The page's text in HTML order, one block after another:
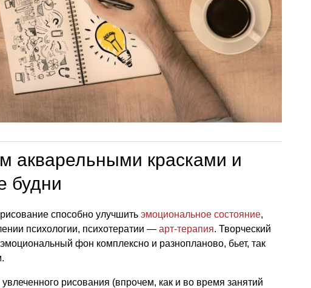
акварельными красками и
будни
способно улучшить эмоциональное состояние,
психологии, психотератии — арт-терапия. Творческий
фон комплексно и разнопланово, бьет, так
рисования (впрочем, как и во время занятий